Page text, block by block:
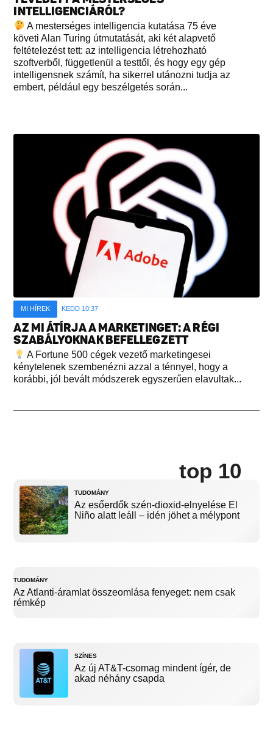
INTELLIGENCIÁRÓL?
A mesterséges intelligencia kutatása 75 éve
követi Alan Turing útmutatását, aki két alapvető
feltételezést tett: az intelligencia létrehozható
szoftverből, függetlenül a testtől, és hogy egy gép
intelligensnek számít, ha sikerrel utánozni tudja az
embert, például egy beszélgetés során...
MI HÍREK KEDD 10:37
AZ MI ÁTÍRJA A MARKETINGET: A RÉGI
SZABÁLYOKNAK BEFELLEGZETT
A Fortune 500 cégek vezető marketingesei
kénytelenek szembenézni azzal a ténnyel, hogy a
korábbi, jól bevált módszerek egyszerűen elavultak...
top 10
TUDOMÁNY
Az esőerdők szén-dioxid-elnyelése El
Niño alatt leáll – idén jöhet a mélypont
TUDOMÁNY
Az Atlanti-áramlat összeomlása fenyeget: nem csak
rémkép
SZÍNES
Az új AT&T-csomag mindent ígér, de
akad néhány csapda